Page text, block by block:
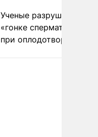
Ученые разрушили миф
«гонке
при оплодотворении